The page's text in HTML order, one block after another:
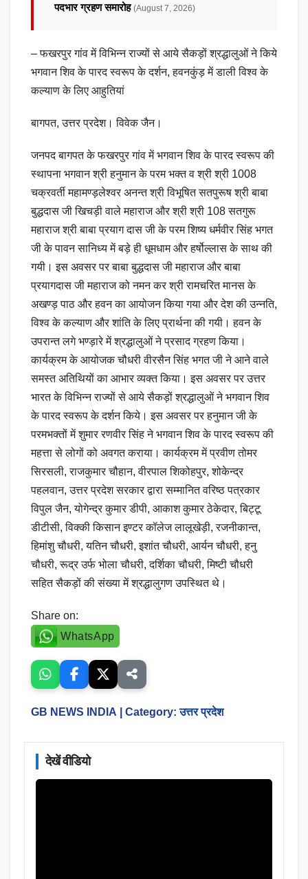
पदभार ग्रहण समारोह (August 7, 2026)
– फखरपुर गांव में विभिन्न राज्यों से आये सैकड़ों श्रद्धालुओं ने किये
भगवान शिव के पारद स्वरूप के दर्शन, हवनकुंड़ में डाली विश्व के
कल्याण के लिए आहुतियां
बागपत, उत्तर प्रदेश। विवेक जैन।
जनपद बागपत के फखरपुर गांव में भगवान शिव के पारद स्वरूप की
स्थापना भगवान श्री हनुमान के परम भक्त व श्री श्री 1008
चक्रवर्ती महामण्ड़लेश्वर अनन्त श्री विभूषित सतपुरूष श्री बाबा
बुद्धदास जी खिचड़ी वाले महाराज और श्री श्री 108 सतगुरू
महाराज श्री बाबा प्रयाग दास जी के परम शिष्य धर्मवीर सिंह भगत
जी के पावन सानिध्य में बड़े ही धूमधाम और हर्षोल्लास के साथ की
गयी। इस अवसर पर बाबा बुद्धदास जी महाराज और बाबा
प्रयागदास जी महाराज को नमन कर श्री रामचरित मानस के
अखण्ड़ पाठ और हवन का आयोजन किया गया और देश की उन्नति,
विश्व के कल्याण और शांति के लिए प्रार्थना की गयी। हवन के
उपरान्त लगे भण्ड़ारे में श्रद्धालुओं ने प्रसाद ग्रहण किया।
कार्यक्रम के आयोजक चौधरी वीरसैन सिंह भगत जी ने आने वाले
समस्त अतिथियों का आभार व्यक्त किया। इस अवसर पर उत्तर
भारत के विभिन्न राज्यों से आये सैकड़ों श्रद्धालुओं ने भगवान शिव
के पारद स्वरूप के दर्शन किये। इस अवसर पर हनुमान जी के
परमभक्तों में शुमार रणवीर सिंह ने भगवान शिव के पारद स्वरूप की
महत्ता से लोगों को अवगत कराया। कार्यक्रम में प्रवीण तोमर
सिरसली, राजकुमार चौहान, वीरपाल शिकोहपुर, शोकेन्द्र
पहलवान, उत्तर प्रदेश सरकार द्वारा सम्मानित वरिष्ठ पत्रकार
विपुल जैन, योगेन्द्र कुमार डीपी, आकाश कुमार ठेकेदार, बिट्टू
डीटीसी, विक्की किसान इण्टर कॉलेज लालूखेड़ी, रजनीकान्त,
हिमांशु चौधरी, यतिन चौधरी, इशांत चौधरी, आर्यन चौधरी, हनु
चौधरी, रूद्र उर्फ भोला चौधरी, दर्शिका चौधरी, मिष्टी चौधरी
सहित सैकड़ों की संख्या में श्रद्धालुगण उपस्थित थे।
Share on:
WhatsApp
GB NEWS INDIA | Category:उत्तर प्रदेश
देखें वीडियो